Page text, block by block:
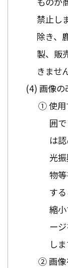
禁止し
除き、
製、販
きませ
画像の
① 使用
囲
は
光
物
す
縮
ー
しま
② 画像